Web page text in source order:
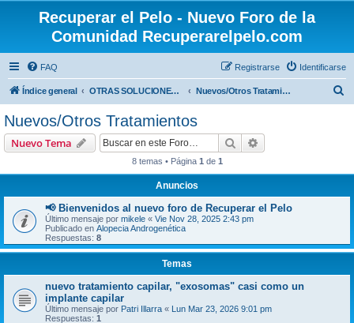
Recuperar el Pelo - Nuevo Foro de la
Comunidad Recuperarelpelo.com
FAQ Identificarse
Registrarse
Índice general OTRAS SOLUCIONES (NO MÉDICAS, NO QUIRÚRGICAS) Nuevos/Otros Tratamientos
Nuevos/Otros Tratamientos
Nuevo Tema Buscar
8 temas • Página 1 de 1
Anuncios
📢 Bienvenidos al nuevo foro de Recuperar el Pelo
Último mensaje por mikele « Vie Nov 28, 2025 2:43 pm
Publicado en Alopecia Androgenética
Respuestas: 8
Temas
nuevo tratamiento capilar, "exosomas" casi como un
implante capilar
Último mensaje por Patri Illarra « Lun Mar 23, 2026 9:01 pm
Respuestas: 1